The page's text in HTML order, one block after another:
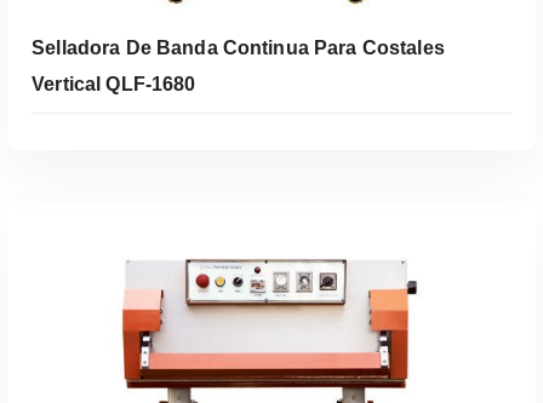
Selladora De Banda Continua Para Costales
Vertical QLF-1680